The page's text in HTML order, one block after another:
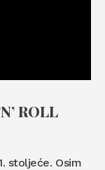
ROLL
stoljeće. Osim